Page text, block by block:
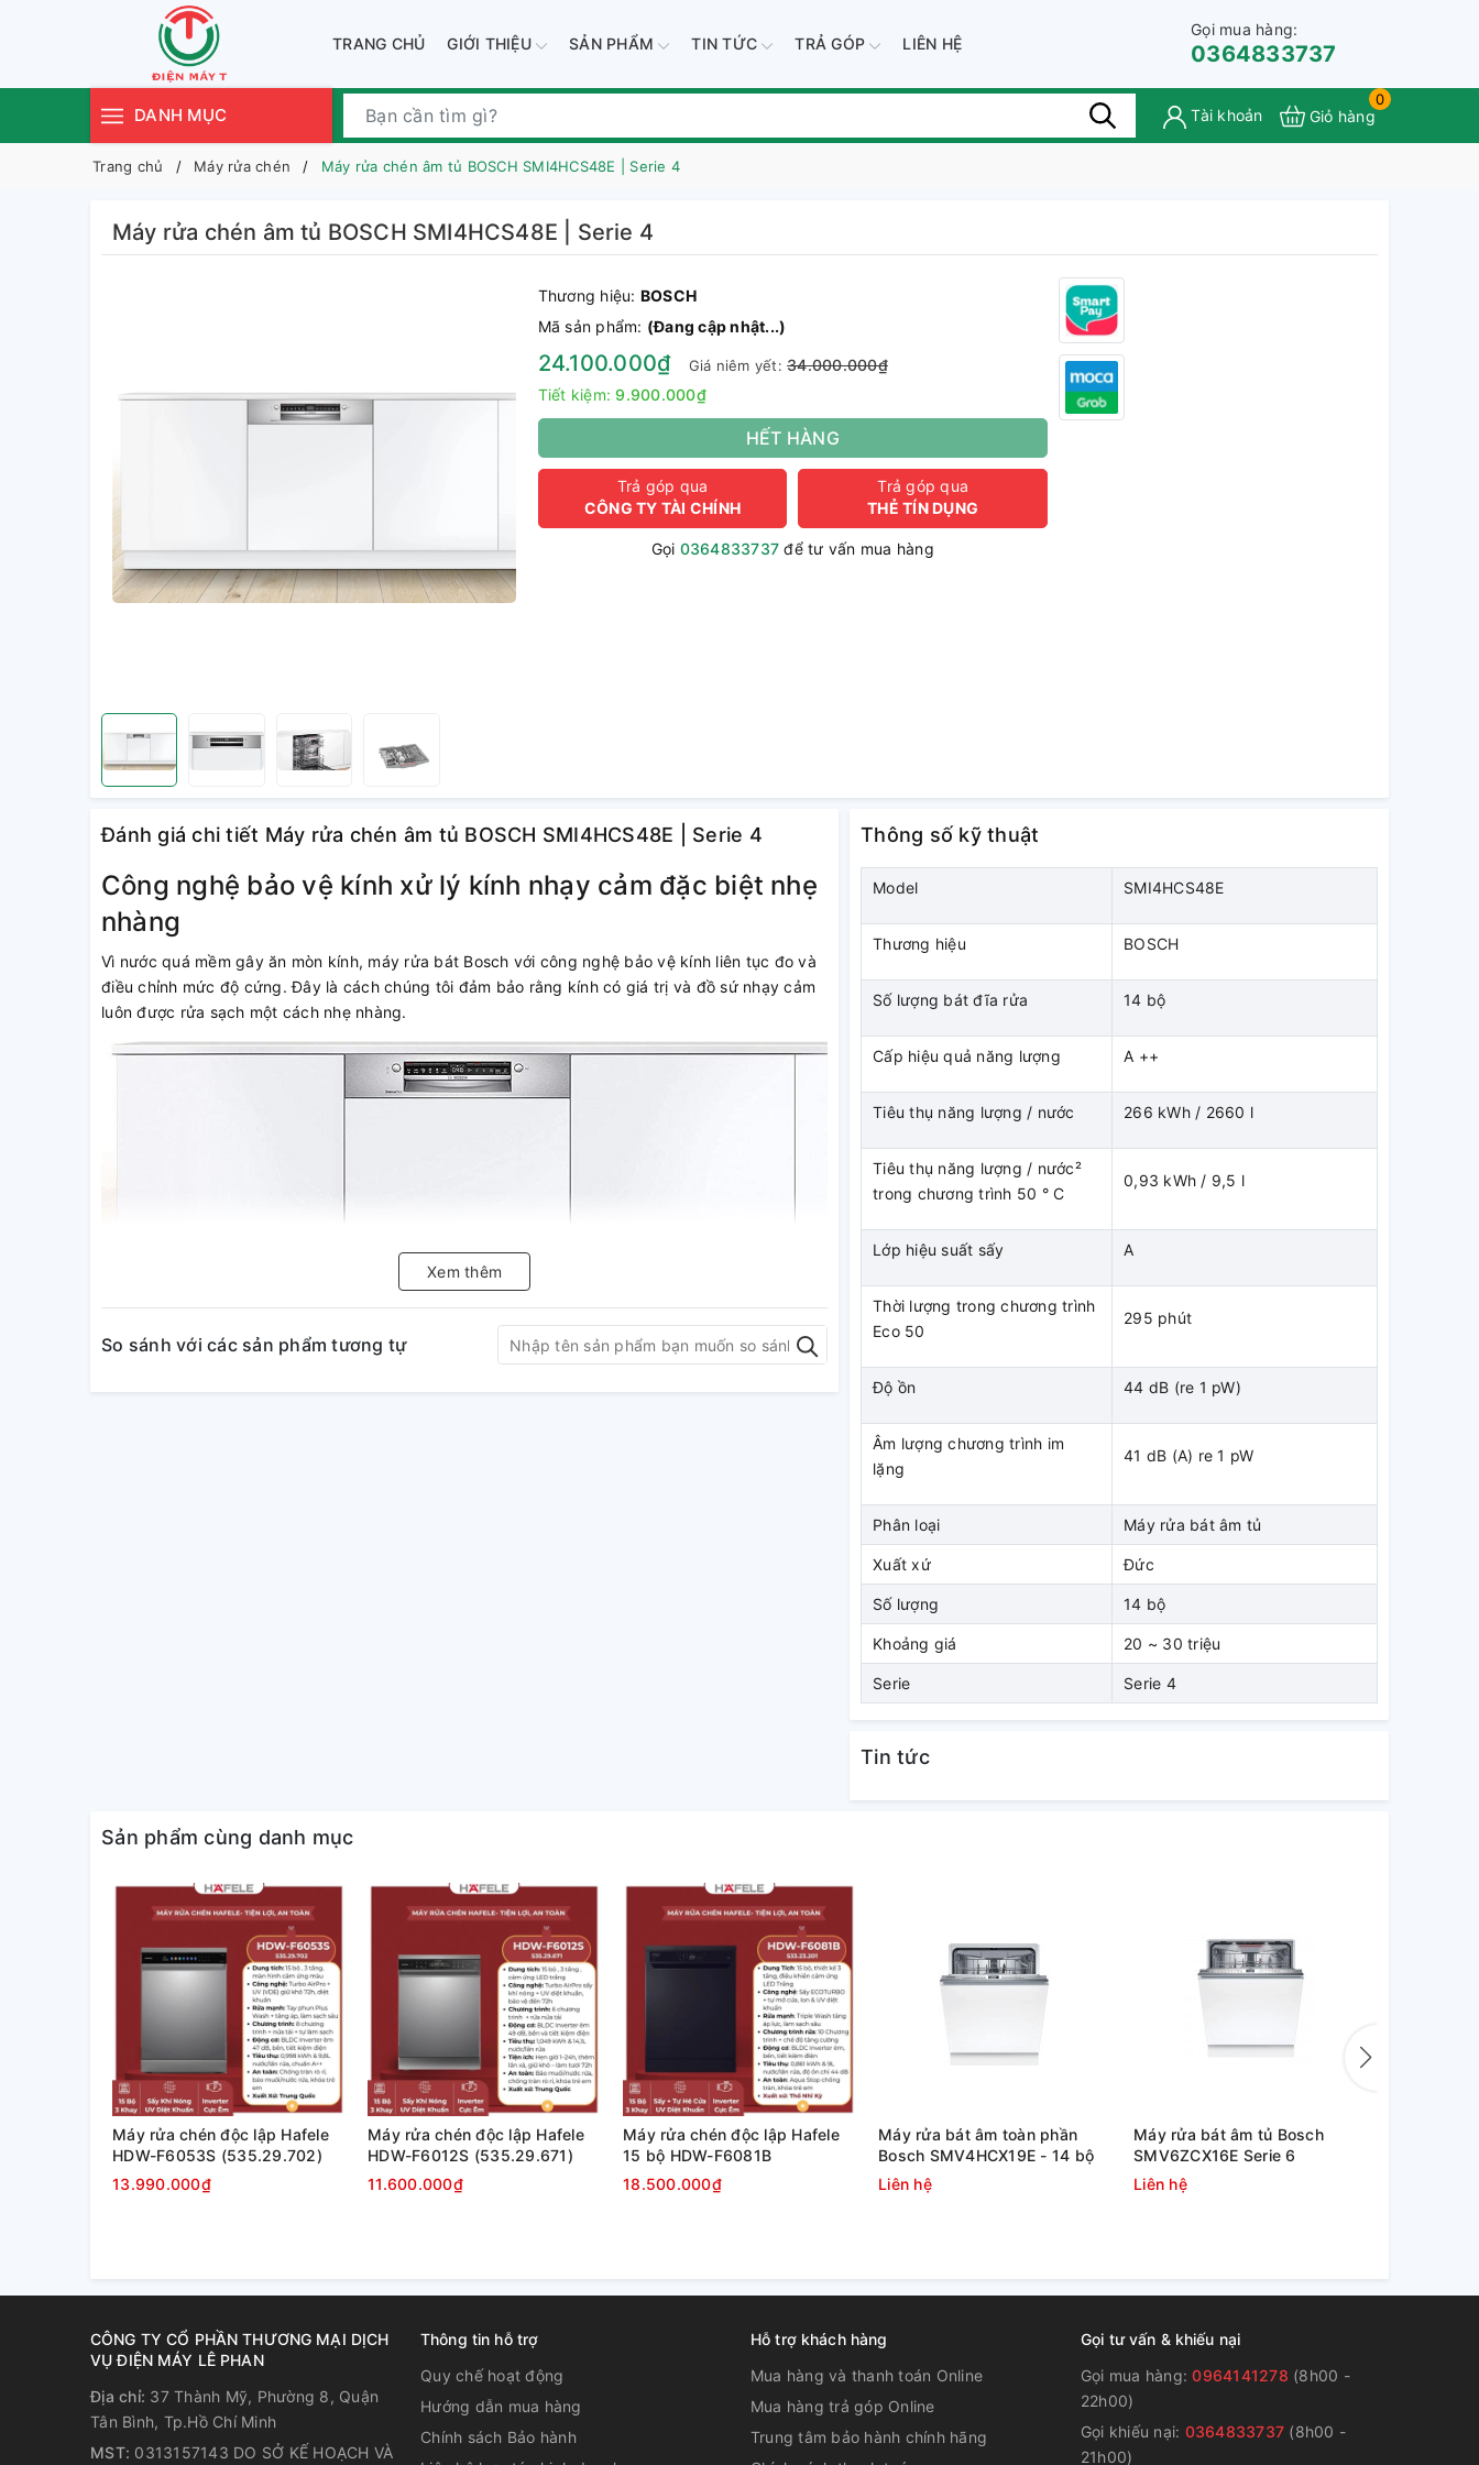
TRANG CHỦ GIỚI THIỆU SẢN PHẨM TIN TỨC TRẢ GÓP LIÊN HỆ
Gọi mua hàng:
0364833737
DANH MỤC Tài khoản
0
Giỏ hàng
Trang chủ Máy rửa chén Máy rửa chén âm tủ BOSCH SMI4HCS48E | Serie 4
Máy rửa chén âm tủ BOSCH SMI4HCS48E | Serie 4
Thương hiệu: BOSCH
Mã sản phẩm: (Đang cập nhật...)
24.100.000₫ Giá niêm yết:34.000.000₫
Tiết kiệm: 9.900.000₫
HẾT HÀNG
Trả góp qua
CÔNG TY TÀI CHÍNH
Trả góp qua
THẺ TÍN DỤNG
Gọi 0364833737 để tư vấn mua hàng
Đánh giá chi tiết Máy rửa chén âm tủ BOSCH SMI4HCS48E | Serie 4
Công nghệ bảo vệ kính xử lý kính nhạy cảm đặc biệt nhẹ
nhàng
Vì nước quá mềm gây ăn mòn kính, máy rửa bát Bosch với công nghệ bảo vệ kính liên tục đo và
điều chỉnh mức độ cứng. Đây là cách chúng tôi đảm bảo rằng kính có giá trị và đồ sứ nhạy cảm
luôn được rửa sạch một cách nhẹ nhàng.
Ngăn kéo Vario – tính linh hoạt trong cấp tải thứ ba
Ngăn kéo Vario với các hốc phụ cung cấp không gian cho các đồ dùng dao kéo lớn hơn hoặc
các đồ sành sứ nhỏ hơn, chẳng hạn như tách cà phê espresso. Điều này giúp bạn linh hoạt khi tải
máy rửa bát và cho bạn nhiều không gian hơn trong tủ rửa.
Xem thêm
So sánh với các sản phẩm tương tự
Thông số kỹ thuật
Model SMI4HCS48E
Thương hiệu BOSCH
Số lượng bát đĩa rửa 14 bộ
Cấp hiệu quả năng lượng A ++
Tiêu thụ năng lượng / nước 266 kWh / 2660 l
Tiêu thụ năng lượng / nước²
trong chương trình 50 ° C
0,93 kWh / 9,5 l
Lớp hiệu suất sấy A
Thời lượng trong chương trình
Eco 50
295 phút
Độ ồn 44 dB (re 1 pW)
Âm lượng chương trình im
lặng
41 dB (A) re 1 pW
Phân loại Máy rửa bát âm tủ
Xuất xứ Đức
Số lượng 14 bộ
Khoảng giá 20 ~ 30 triệu
Serie Serie 4
Tin tức
Sản phẩm cùng danh mục
Máy rửa chén độc lập Hafele
HDW-F6053S (535.29.702)
13.990.000₫
Máy rửa chén độc lập Hafele
HDW-F6012S (535.29.671)
11.600.000₫
Máy rửa chén độc lập Hafele
15 bộ HDW-F6081B
18.500.000₫
Máy rửa bát âm toàn phần
Bosch SMV4HCX19E - 14 bộ
Liên hệ
Máy rửa bát âm tủ Bosch
SMV6ZCX16E Serie 6
Liên hệ
CÔNG TY CỔ PHẦN THƯƠNG MẠI DỊCH
VỤ ĐIỆN MÁY LÊ PHAN
Địa chỉ: 37 Thành Mỹ, Phường 8, Quận
Tân Bình, Tp.Hồ Chí Minh
MST: 0313157143 DO SỞ KẾ HOẠCH VÀ
Thông tin hỗ trợ
Quy chế hoạt động
Hướng dẫn mua hàng
Chính sách Bảo hành
Hỗ trợ khách hàng
Mua hàng và thanh toán Online
Mua hàng trả góp Online
Trung tâm bảo hành chính hãng
Gọi tư vấn & khiếu nại
Gọi mua hàng:0964141278 (8h00 -
22h00)
Gọi khiếu nại: 0364833737 (8h00 -
21h00)